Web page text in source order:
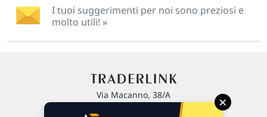
I tuoi suggerimenti per noi sono preziosi e
molto utili! »
Via Macanno, 38/A
×